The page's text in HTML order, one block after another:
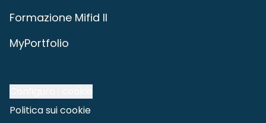
Formazione Mifid II
MyPortfolio
Politica sui cookie